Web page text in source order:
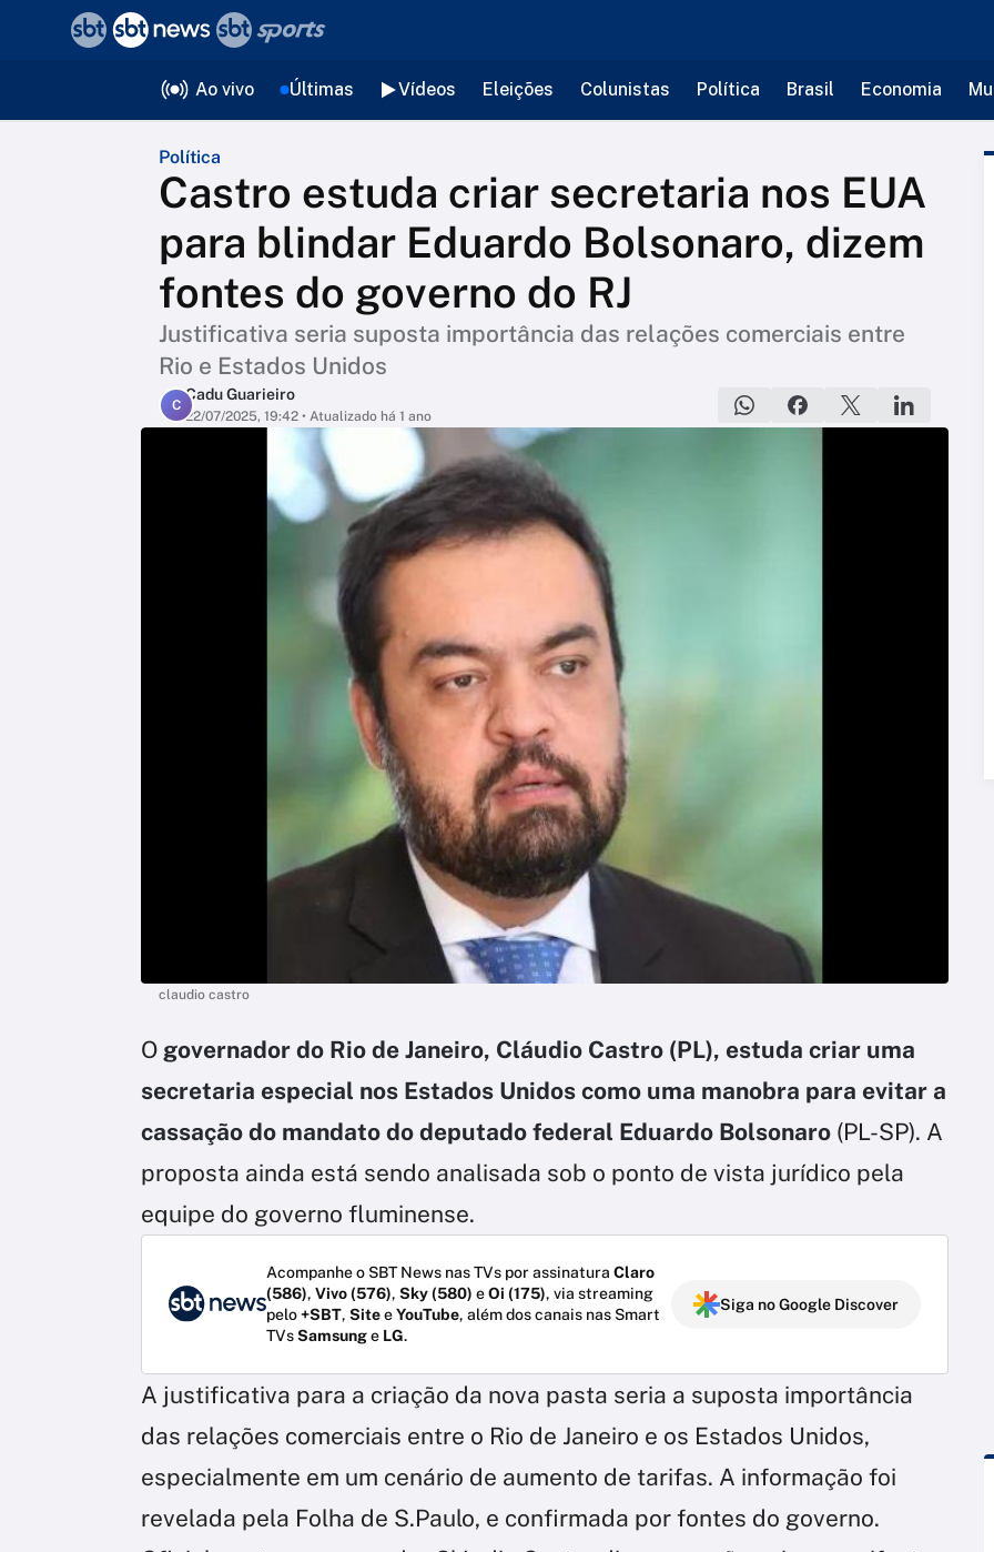
Ao vivo Últimas Vídeos Eleições Colunistas Política Brasil Economia
Política
Castro estuda criar secretaria nos EUA
para blindar Eduardo Bolsonaro, dizem
fontes do governo do RJ
Justificativa seria suposta importância das relações comerciais entre
Rio e Estados Unidos
C
Cadu Guarieiro
22/07/2025, 19:42 • Atualizado há 1 ano
claudio castro
O governador do Rio de Janeiro, Cláudio Castro (PL), estuda criar uma
secretaria especial nos Estados Unidos como uma manobra para evitar a
cassação do mandato do deputado federal Eduardo Bolsonaro (PL-SP). A
proposta ainda está sendo analisada sob o ponto de vista jurídico pela
equipe do governo fluminense.
Acompanhe o SBT News nas TVs por assinatura Claro
(586), Vivo (576), Sky (580) eOi (175), via streaming
pelo+SBT, SiteeYouTube, além dos canais nas Smart
TVsSamsunge LG.
Siga no Google Discover
A justificativa para a criação da nova pasta seria a suposta importância
das relações comerciais entre o Rio de Janeiro e os Estados Unidos,
especialmente em um cenário de aumento de tarifas. A informação foi
revelada pela Folha de S.Paulo, e confirmada por fontes do governo.
voltar
Editorias